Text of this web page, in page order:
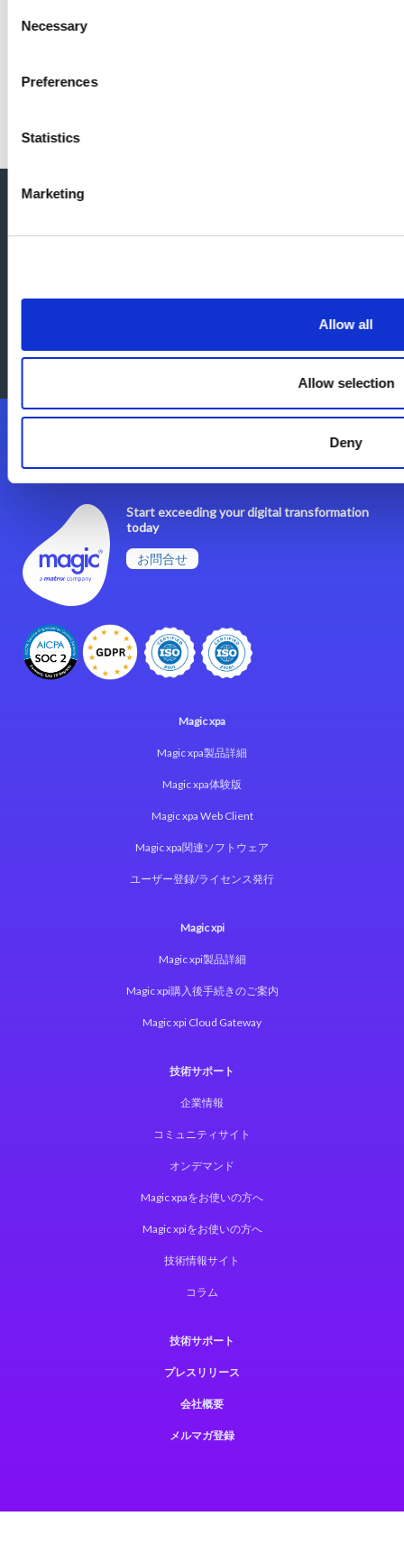
Selection
Necessary
Preferences
Statistics
Marketing
Allow all
Allow selection
Deny
お問合せ
Start exceeding your digital transformation
today
お問合せ
Magic xpa
Magic xpa製品詳細
Magic xpa体験版
Magic xpa Web Client
Magic xpa関連ソフトウェア
ユーザー登録/ライセンス発行
Magic xpi
Magic xpi製品詳細
Magic xpi購入後手続きのご案内
Magic xpi Cloud Gateway
技術サポート
企業情報
コミュニティサイト
オンデマンド
Magic xpaをお使いの方へ
Magic xpiをお使いの方へ
技術情報サイト
コラム
技術サポート
プレスリリース
会社概要
メルマガ登録